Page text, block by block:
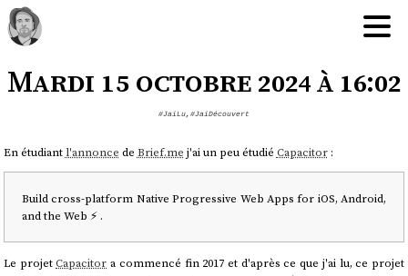
Mardi 15 octobre 2024 à 16:02
#JaiLu, #JaiDécouvert
En étudiant l'annonce de Brief.me j'ai un peu étudié Capacitor:
Build cross-platform Native Progressive Web Apps for iOS, Android,
and the Web ⚡️ .
Le projetCapacitor a commencé fin 2017 et d'après ce que j'ai lu, ce projet